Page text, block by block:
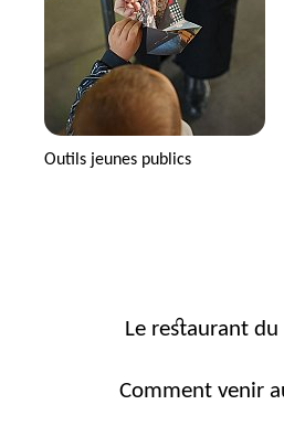
Outils jeunes publics
Le restaurant du
Comment venir